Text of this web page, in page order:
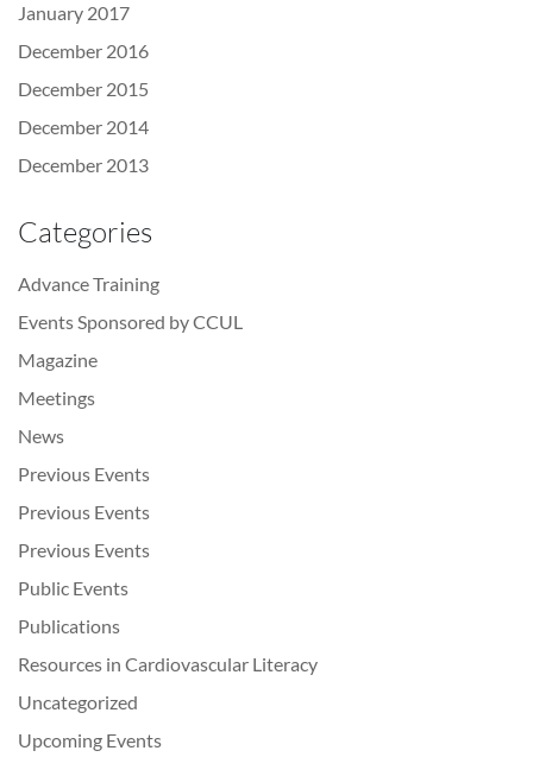
January 2017
December 2016
December 2015
December 2014
December 2013
Categories
Advance Training
Events Sponsored by CCUL
Magazine
Meetings
News
Previous Events
Previous Events
Previous Events
Public Events
Publications
Resources in Cardiovascular Literacy
Uncategorized
Upcoming Events